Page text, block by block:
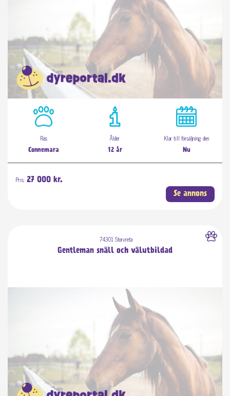
Ras
Connemara
Ålder
12 år
Klar till försäljning den
Nu
Pris: 27 000 kr.
Se annons
74301 Storvreta
Gentleman snäll och välutbildad